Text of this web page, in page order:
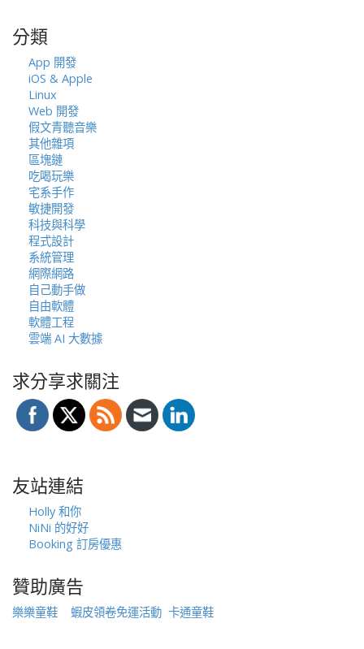
字:
分類
App 開發
iOS & Apple
Linux
Web 開發
假文青聽音樂
其他雜項
區塊鏈
吃喝玩樂
宅系手作
敏捷開發
科技與科學
程式設計
系統管理
網際網路
自己動手做
自由軟體
軟體工程
雲端 AI 大數據
求分享求關注
友站連結
Holly 和你
NiNi 的好好
Booking 訂房優惠
贊助廣告
樂樂童鞋 蝦皮領卷免運活動 卡通童鞋